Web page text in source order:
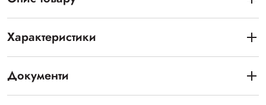
Характеристики
Документи